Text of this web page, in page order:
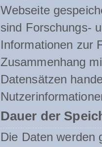
Webseite
sind Forschungs-
Informationen zur
Zusammenhang
Datensätzen
Dauer der
Die Daten werden